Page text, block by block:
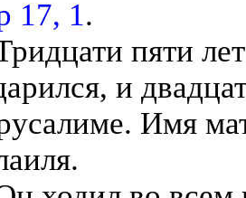
17, 1.
пяти
и
Имя